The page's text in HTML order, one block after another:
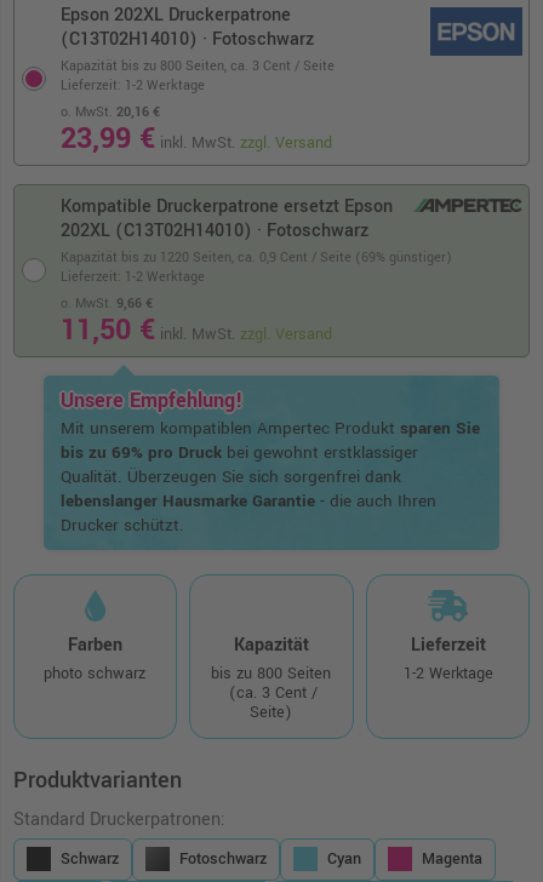
Epson 202XL Druckerpatrone
(C13T02H14010) · Fotoschwarz
Kapazität bis zu 800 Seiten, ca. 3 Cent / Seite
o. MwSt. 20,16 €
23,99 € inkl. MwSt.zzgl. Versand
Lieferzeit: 1-2 Werktage
Kompatible Druckerpatrone ersetzt Epson
202XL (C13T02H14010) · Fotoschwarz
Kapazität bis zu 1220 Seiten, ca. 0,9 Cent / Seite (69% günstiger)
o. MwSt. 9,66 €
11,50 € inkl. MwSt. zzgl. Versand
Lieferzeit: 1-2 Werktage
Unsere Empfehlung!
Mit unserem kompatiblen Ampertec Produkt sparen Sie
bis zu 69% pro Druckbei gewohnt erstklassiger
Qualität. Überzeugen Sie sich sorgenfrei dank
lebenslanger Hausmarke Garantie- die auch Ihren
Drucker schützt.
Farben
photo schwarz
Kapazität
bis zu 800 Seiten
(ca. 3 Cent /
Seite)
Lieferzeit
1-2 Werktage
Produktvarianten
Standard Druckerpatronen:
Schwarz Fotoschwarz Cyan
Magenta